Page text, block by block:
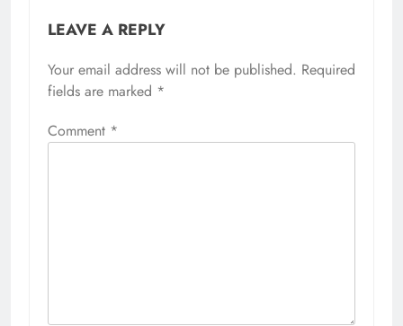
LEAVE A REPLY
Your email address will not be published. Required
fields are marked *
Comment *